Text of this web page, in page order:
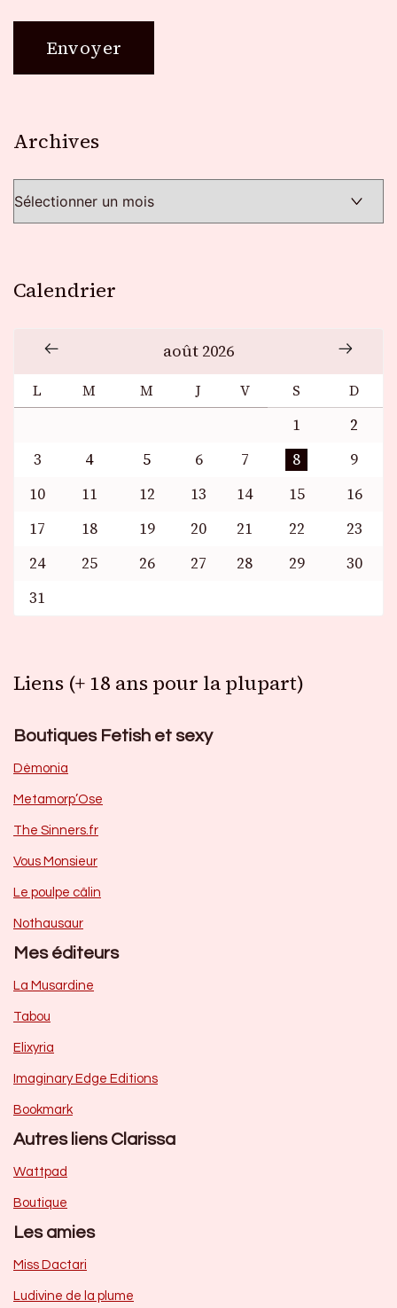
Archives
Calendrier
août 2026
L M M J V S D
1
2
3
4 5 6 7 8
9
10
11 12 13 14 15
16
17
18 19 20 21 22
23
24
25 26 27 28 29
30
31
Liens (+ 18 ans pour la plupart)
Boutiques Fetish et sexy
Dèmonia
Metamorp’Ose
The Sinners.fr
Vous Monsieur
Le poulpe câlin
Nothausaur
Mes éditeurs
La Musardine
Tabou
Elixyria
Imaginary Edge Editions
Bookmark
Autres liens Clarissa
Wattpad
Boutique
Les amies
Miss Dactari
Ludivine de la plume